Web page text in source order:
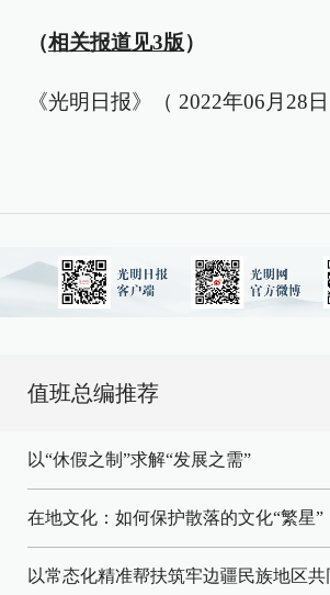
（相关报道见3版）
《光明日报》（ 2022年06月28日
值班总编推荐
以“休假之制”求解“发展之需”
在地文化：如何保护散落的文化“繁星”
以常态化精准帮扶筑牢边疆民族地区